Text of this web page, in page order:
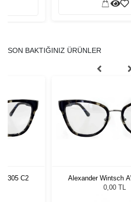
SON BAKTIĞINIZ ÜRÜNLER
C2
Alexander Wintsch
0,00 TL